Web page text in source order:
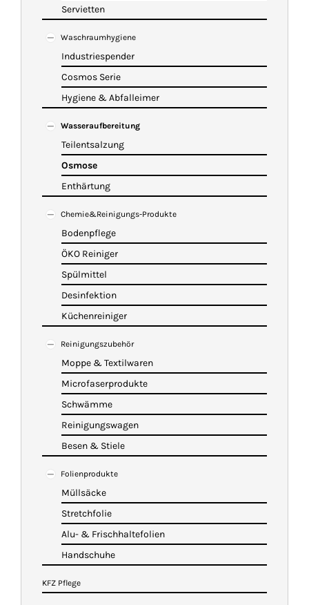
Servietten
Waschraumhygiene
Industriespender
Cosmos Serie
Hygiene & Abfalleimer
Wasseraufbereitung
Teilentsalzung
Osmose
Enthärtung
Chemie&Reinigungs-Produkte
Bodenpflege
ÖKO Reiniger
Spülmittel
Desinfektion
Küchenreiniger
Reinigungszubehör
Moppe & Textilwaren
Microfaserprodukte
Schwämme
Reinigungswagen
Besen & Stiele
Folienprodukte
Müllsäcke
Stretchfolie
Alu- & Frischhaltefolien
Handschuhe
KFZ Pflege